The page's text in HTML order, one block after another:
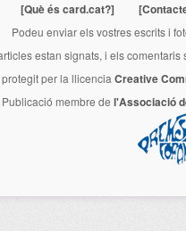
[Què és card.cat?]
Podeu enviar els vostres escrits i
estan signats, i els
per la llicencia Creative
Publicació membre de l'Associació